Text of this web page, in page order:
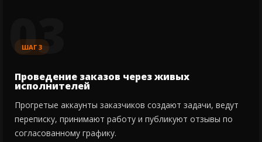
03
ШАГ 3
Проведение заказов через живых
исполнителей
Прогретые аккаунты заказчиков создают задачи, ведут
переписку, принимают работу и публикуют отзывы по
согласованному графику.